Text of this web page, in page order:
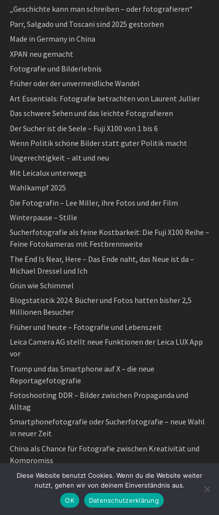
„Geschichte kann man schreiben – oder fotografieren“
Parr, Salgado und Toscani sind 2025 gestorben
Made in Germany in China
XPAN neu gemacht
Fotografie und Bilderlebnis
Früher oder der unvermeidliche Wandel
Art Essentials: Fotografie betrachten von Laurent Jullier
Das schwere Sehen und das leichte Fotografieren
Der Sucher ist die Seele – Fuji X100 von 1 bis 6
Wenn Politik schöne Bilder statt guter Politik macht
Ungerechtigkeit – alt und neu
Mit Leicalux unterwegs
Wahlkampf 2025
Die Fotografin – Lee Miller, ihre Fotos und der Film
Winterpause – Stille
Sucherfotografie als feine Kostbarkeit: Die Fuji X100 Reihe –
Feine Fotokameras mit Festbrennweite
The End Is Near, Here – Das Ende naht, das Neue ist da –
Michael Dressel und Ich
Grün wie Schimmel
Blogstatistik 2024: Bücher und Fotos hatten bisher 2,5
Millionen Besucher
Früher und heute – Fotografie und Lebenszeit
Leica Camera AG stellt neue Funktionen der Leica LUX App
vor
Trump und das Smartphone auf X – die neue
Reportagefotografie
Fotoshooting DDR – Bilder zwischen Propaganda und
Alltag
Smartphonefotografie oder Sucherfotografie – neue Wahl
in neuer Zeit
China als Chance für Fotografie zwischen Kreativität und
Kompromiss
Tagesthema
Neue Freiheit in der Fotografie
Diese Website benutzt Cookies. Wenn du die Website weiter
nutzt, gehen wir von deinem Einverständnis aus.
OK
Datenschutzerklärung